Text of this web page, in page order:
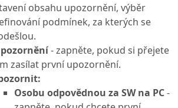
obsahu upozornění, výběr
podmínek, za kterých se
- zapněte, pokud si přejete
zasílat první upozornění.
Osobu odpovědnou za SW na PC-